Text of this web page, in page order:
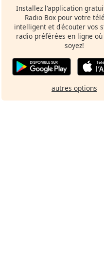
Installez l'application
Radio Box pour votre
intelligent et d'écouter vos
radio préférées en ligne où
soyez!
autres options